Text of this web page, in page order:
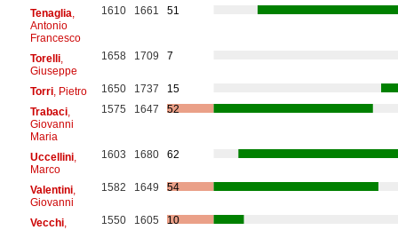
Tenaglia
Antonio
Francesco
1610 1661 51
Torelli,
Giuseppe
1658 1709 7
Torri, Pietro 1650 1737
15
Trabaci,
Giovanni
Maria
1575 1647 52
Uccellini,
Marco
1603 1680 62
Valentini,
Giovanni
1582 1649 54
Vecchi,
1550 1605 10